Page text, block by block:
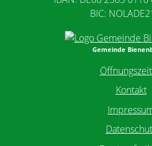
BIC:
Gemeinde
Kontakt